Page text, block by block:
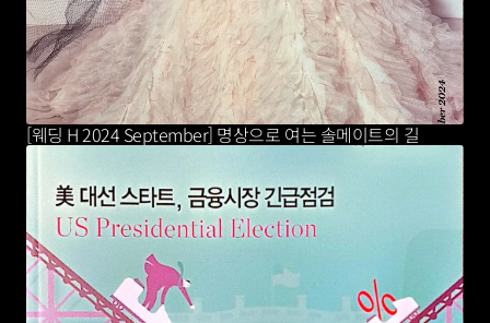
[웨딩 H 2024 September] 명상으로 여는 솔메이트의 길